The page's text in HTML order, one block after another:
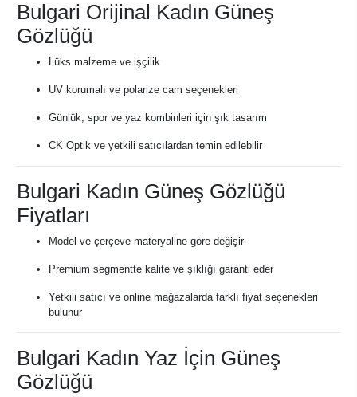
Bulgari Orijinal Kadın Güneş
Gözlüğü
Lüks malzeme ve işçilik
UV korumalı ve polarize cam seçenekleri
Günlük, spor ve yaz kombinleri için şık tasarım
CK Optik ve yetkili satıcılardan temin edilebilir
Bulgari Kadın Güneş Gözlüğü
Fiyatları
Model ve çerçeve materyaline göre değişir
Premium segmentte kalite ve şıklığı garanti eder
Yetkili satıcı ve online mağazalarda farklı fiyat seçenekleri
bulunur
Bulgari Kadın Yaz İçin Güneş
Gözlüğü